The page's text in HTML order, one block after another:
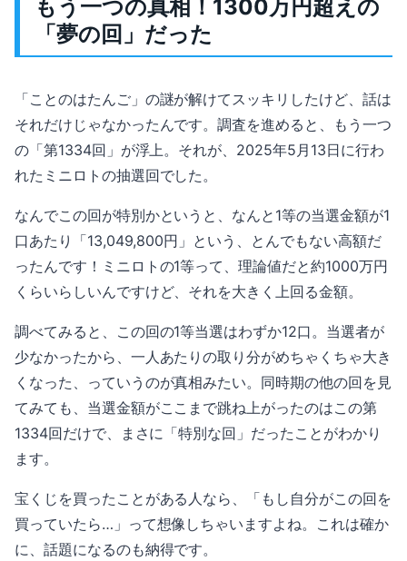
もう一つの真相！1300万円超えの
「夢の回」だった
「ことのはたんご」の謎が解けてスッキリしたけど、話は
それだけじゃなかったんです。調査を進めると、もう一つ
の「第1334回」が浮上。それが、2025年5月13日に行わ
れたミニロトの抽選回でした。
なんでこの回が特別かというと、なんと1等の当選金額が1
口あたり「13,049,800円」という、とんでもない高額だ
ったんです！ミニロトの1等って、理論値だと約1000万円
くらいらしいんですけど、それを大きく上回る金額。
調べてみると、この回の1等当選はわずか12口。当選者が
少なかったから、一人あたりの取り分がめちゃくちゃ大き
くなった、っていうのが真相みたい。同時期の他の回を見
てみても、当選金額がここまで跳ね上がったのはこの第
1334回だけで、まさに「特別な回」だったことがわかり
ます。
宝くじを買ったことがある人なら、「もし自分がこの回を
買っていたら…」って想像しちゃいますよね。これは確か
に、話題になるのも納得です。